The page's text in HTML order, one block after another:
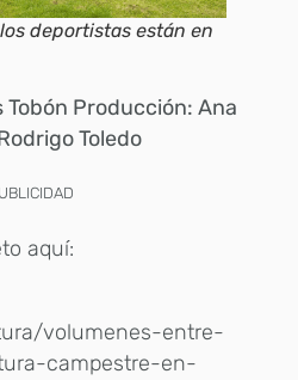
deportistas están en
Producción: Ana
Toledo
aquí:
volumenes-entre-
campestre-en-